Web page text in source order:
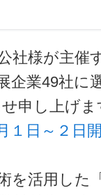
社様が主催
企業49社
申し上げま
１日～２日
を活用した